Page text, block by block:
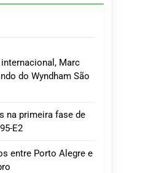
Marc
do Wyndham São
na primeira fase de
E2
entre Porto Alegre e